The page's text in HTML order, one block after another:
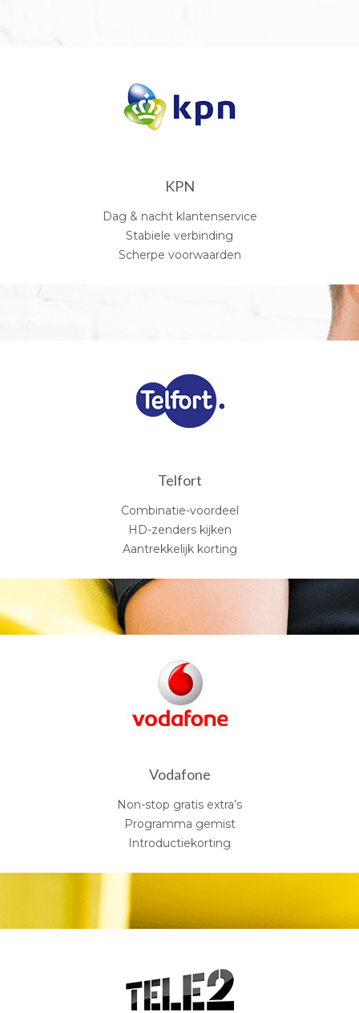
KPN
Dag & nacht klantenservice
Stabiele verbinding
Scherpe voorwaarden
Telfort
Combinatie-voordeel
HD-zenders kijken
Aantrekkelijk korting
Vodafone
Non-stop gratis extra’s
Programma gemist
Introductiekorting